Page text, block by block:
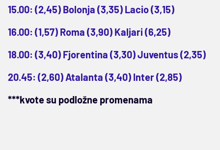
15.00: (2,45) Bolonja (3,35) Lacio (3,15)
16.00: (1,57) Roma (3,90) Kaljari (6,25)
18.00: (3,40) Fjorentina (3,30) Juventus (2,35)
20.45: (2,60) Atalanta (3,40) Inter (2,85)
***kvote su podložne promenama